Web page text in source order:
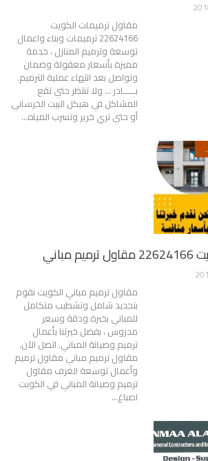
مقاول ترميمات الكويت
22624166 ترميمات وبناء واعمال
توسعة وترميم المنازل ، خدمة
مميزة بأسعار معقولة وضمان
وتواصل بعد انتهاء عملية الترميم.
بــــــادر ... ولا تنتظر حتي تقع
المشاكل في هيكل البيت الخرساني
أو حتي تري خرير وتسرب المياه…
ترميم بالكويت
مقاول ترميم مباني الكويت نقوم
بتجديد شامل وتشطيب متكامل
للمباني بخبرة ودقة وسعر
مدروس ، بفضل خبرتنا بأعمال
ترميم وصيانة المباني. اتصل الآن.
مقاول ترميم مباني مقاول ترميم
وأعمال توسعة الغرف مقاول
ترميم وصيانة المباني في الكويت
اصباغ…